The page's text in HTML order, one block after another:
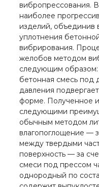
вибропрессования.
наиболее
изделий, объединив
уплотнения
вибрирования.
желобов методом
следующим образом:
бетонная смесь под
давления
форме. Полученное
следующими
обычным методом
влагопоглощение —
между твердыми
поверхность — за
смеси под прессом
однородный по